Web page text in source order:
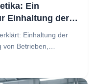
Ein
Einhaltung der
der Branche
Einhaltung der
Betrieben,